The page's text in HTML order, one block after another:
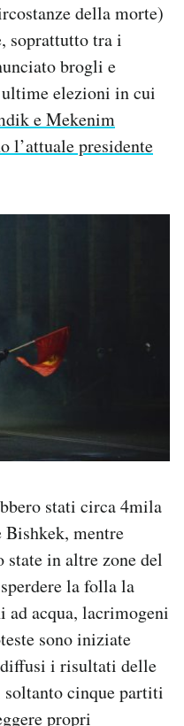
della morte)
soprattutto tra i
brogli e
elezioni in cui
e Mekenim
l’attuale presidente
stati circa 4mila
mentre
in altre zone del
la folla la
acqua, lacrimogeni
sono iniziate
i risultati delle
cinque partiti
propri